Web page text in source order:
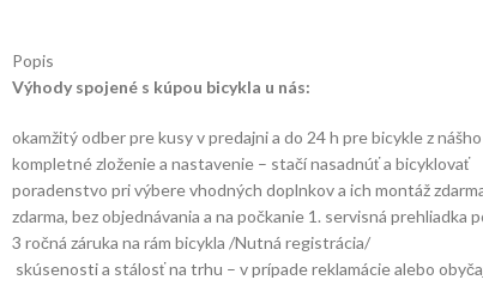
Popis
Výhody spojené s kúpou bicykla u nás:
okamžitý odber pre kusy v predajni a do 24 h pre bicykle z
kompletné zloženie a nastavenie – stačí nasadnúť a bicyklovať
poradenstvo pri výbere vhodných doplnkov a ich montáž
zdarma, bez objednávania a na počkanie 1. servisná prehliadka
3 ročná záruka na rám bicykla /Nutná registrácia/
skúsenosti a stálosť na trhu – v prípade reklamácie alebo